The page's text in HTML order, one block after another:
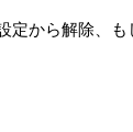
定から解除、